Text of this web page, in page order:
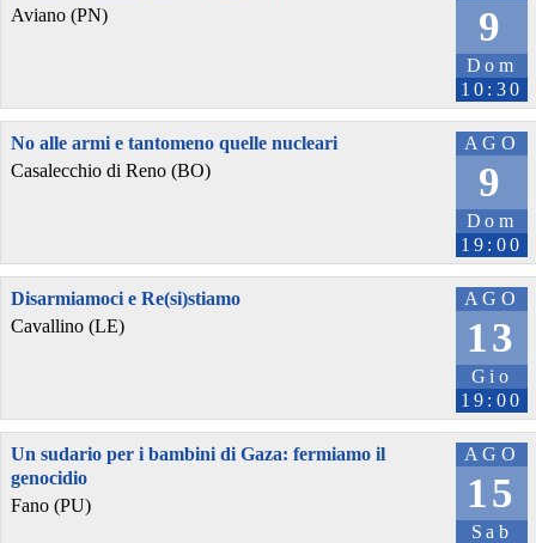
9
Dom
10:30
Aviano (PN)
AGO
9
Dom
19:00
No alle armi e tantomeno quelle nucleari
Casalecchio di Reno (BO)
AGO
13
Gio
19:00
Disarmiamoci e Re(si)stiamo
Cavallino (LE)
AGO
15
Sab
Un sudario per i bambini di Gaza: fermiamo il
genocidio
Fano (PU)